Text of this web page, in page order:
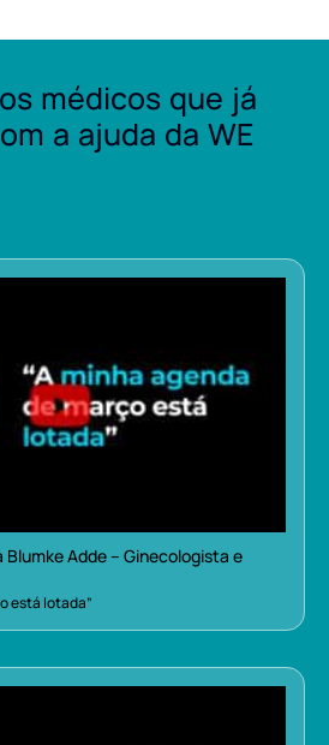
médicos que já
a ajuda da WE
Adde – Ginecologista e
está lotada”